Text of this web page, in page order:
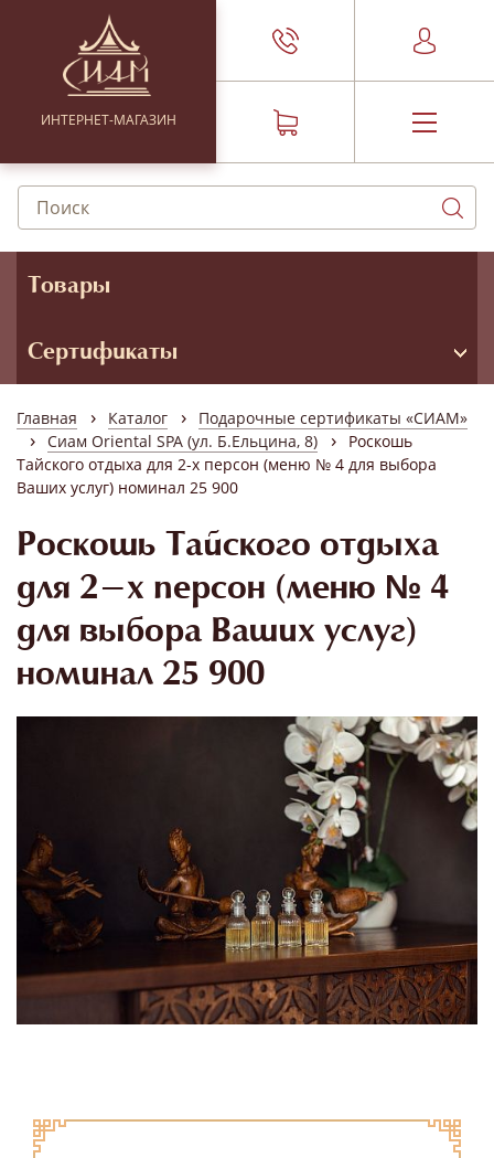
ИНТЕРНЕТ-МАГАЗИН
Товары
Сертификаты
Главная › Каталог › Подарочные сертификаты «СИАМ»
› Сиам Oriental SPA (ул. Б.Ельцина, 8) ›
Роскошь
Тайского отдыха для 2-х персон (меню № 4 для выбора
Ваших услуг) номинал 25 900
Роскошь Тайского отдыха
для 2-х персон (меню № 4
для выбора Ваших услуг)
номинал 25 900